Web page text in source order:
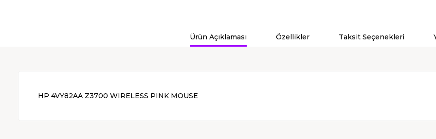
Ürün Açıklaması Özellikler Taksit Seçenekleri
HP 4VY82AA Z3700 WIRELESS PINK MOUSE